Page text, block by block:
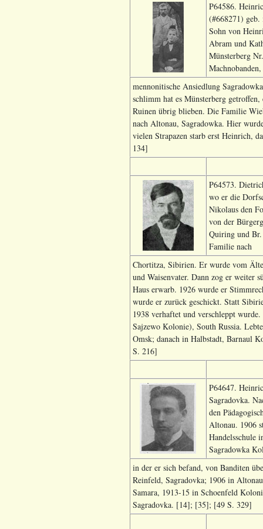
P64586.
(#668271)
Sohn von
Abram und
Münsterberg
mennonitische Ansiedlung
schlimm hat es Münsterberg
Ruinen übrig blieben. Die Familie
nach Altonau, Sagradowka. Hier
vielen Strapazen starb erst Heinrich,
134]
P64573.
wo er die
Nikolaus den
von der
Quiring und Br.
Familie nach
Chortitza, Sibirien. Er wurde vom
und Waisenvater. Dann zog er weiter
Haus erwarb. 1926 wurde er
wurde er zurück geschickt. Statt
1938 verhaftet und verschleppt
Sajzewo Kolonie), South Russia.
Omsk; danach in Halbstadt, Barnaul
S. 216]
P64647.
Sagradovka.
den
Altonau. 1906
Handelsschule
Sagradowka
in der er sich befand, von Banditen
Reinfeld, Sagradovka; 1906 in
Samara, 1913-15 in Schoenfeld
Sagradovka. [14]; [35]; [49 S. 329]